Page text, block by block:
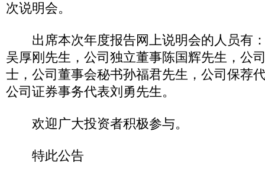
次说明会。
出席本次年度报告网上说明会的人员有
吴厚刚先生，公司独立董事陈国辉先生，公
士，公司董事会秘书孙福君先生，公司保荐
公司证券事务代表刘勇先生。
欢迎广大投资者积极参与。
特此公告